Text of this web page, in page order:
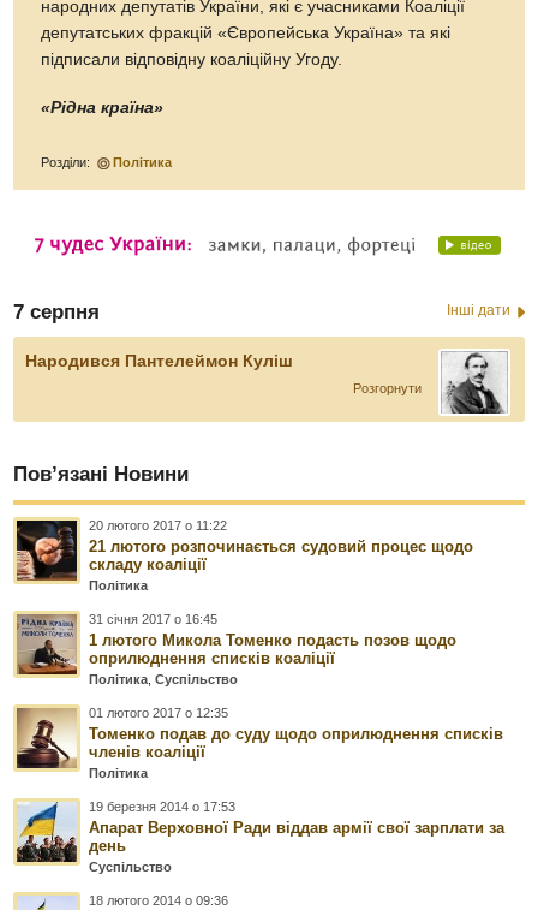
народних депутатів України, які є учасниками Коаліції
депутатських фракцій «Європейська Україна» та які
підписали відповідну коаліційну Угоду.
«Рідна країна»
Розділи: Політика
7 серпня Інші дати
Народився Пантелеймон Куліш
Розгорнути
Пов’язані Новини
20 лютого 2017 о 11:22
21 лютого розпочинається судовий процес щодо
складу коаліції
Політика
31 січня 2017 о 16:45
1 лютого Микола Томенко подасть позов щодо
оприлюднення списків коаліції
Політика ,Суспільство
01 лютого 2017 о 12:35
Томенко подав до суду щодо оприлюднення списків
членів коаліції
Політика
19 березня 2014 о 17:53
Апарат Верховної Ради віддав армії свої зарплати за
день
Суспільство
18 лютого 2014 о 09:36